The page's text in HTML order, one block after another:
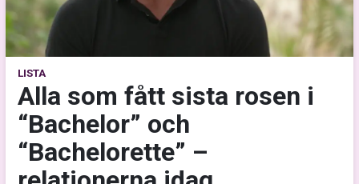
LISTA
Alla som fått sista rosen i
“Bachelor” och
“Bachelorette” –